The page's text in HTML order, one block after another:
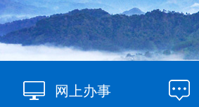
网上办事